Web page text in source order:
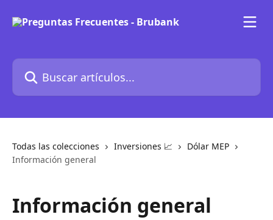
Buscar artículos...
Todas las colecciones Inversiones 📈
Dólar MEP
Información general
Información general